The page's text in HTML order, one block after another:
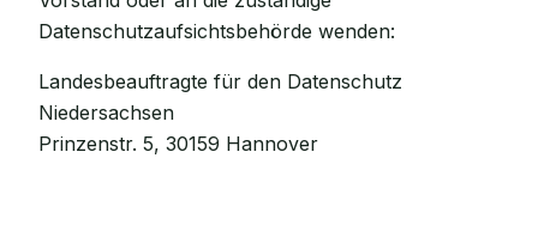
Datenschutzaufsichtsbehörde wenden:
Landesbeauftragte für den Datenschutz
Niedersachsen
Prinzenstr. 5, 30159 Hannover